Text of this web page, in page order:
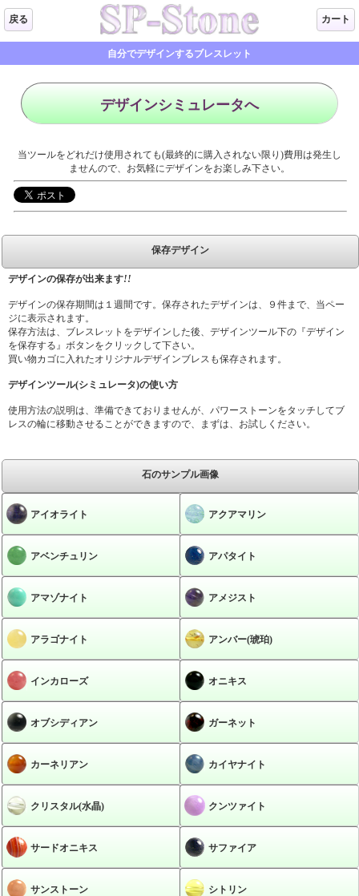
戻る カート
自分でデザインするブレスレット
デザインシミュレータへ
当ツールをどれだけ使用されても(最終的に購入されない限り)費用は発生し
ませんので、お気軽にデザインをお楽しみ下さい。
保存デザイン
デザインの保存が出来ます!!
デザインの保存期間は１週間です。保存されたデザインは、９件まで、当ペー
ジに表示されます。
保存方法は、ブレスレットをデザインした後、デザインツール下の『デザイン
を保存する』ボタンをクリックして下さい。
買い物カゴに入れたオリジナルデザインブレスも保存されます。
デザインツール(シミュレータ)の使い方
使用方法の説明は、準備できておりませんが、パワーストーンをタッチしてブ
レスの輪に移動させることができますので、まずは、お試しください。
石のサンプル画像
アイオライト アクアマリン
アベンチュリン アパタイト
アマゾナイト アメジスト
アラゴナイト アンバー(琥珀)
インカローズ オニキス
オブシディアン ガーネット
カーネリアン カイヤナイト
クリスタル(水晶) クンツァイト
サードオニキス サファイア
サンストーン シトリン